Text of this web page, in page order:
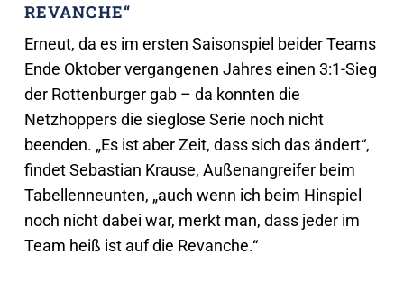
EVANCHE“
Erneut, da es im ersten Saisonspiel beider Teams
Ende Oktober vergangenen Jahres einen 3:1-Sieg
der Rottenburger gab – da konnten die
Netzhoppers die sieglose Serie noch nicht
beenden. „Es ist aber Zeit, dass sich das ändert“,
findet Sebastian Krause, Außenangreifer beim
Tabellenneunten, „auch wenn ich beim Hinspiel
noch nicht dabei war, merkt man, dass jeder im
Team heiß ist auf die Revanche.“